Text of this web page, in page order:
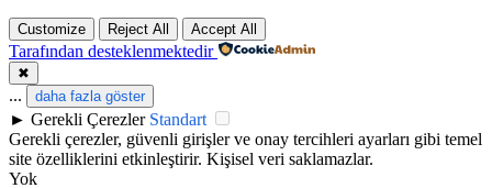
Customize Reject All Accept All
Tarafından desteklenmektedir
✖
... daha fazla göster
► Gerekli Çerezler Standart
Gerekli çerezler, güvenli girişler ve onay tercihleri ayarları gibi temel
site özelliklerini etkinleştirir. Kişisel veri saklamazlar.
Yok